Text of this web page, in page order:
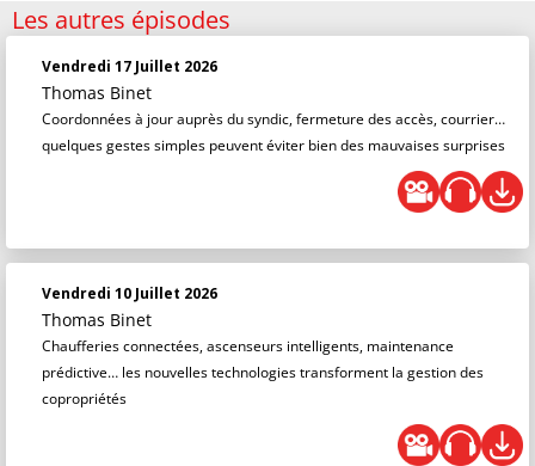
Les autres épisodes
Vendredi 17 Juillet 2026
Thomas Binet
Coordonnées à jour auprès du syndic, fermeture des accès, courrier…
quelques gestes simples peuvent éviter bien des mauvaises surprises
Vendredi 10 Juillet 2026
Thomas Binet
Chaufferies connectées, ascenseurs intelligents, maintenance
prédictive… les nouvelles technologies transforment la gestion des
copropriétés